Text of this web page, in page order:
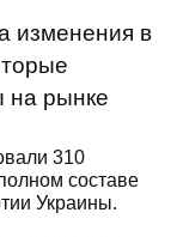
изменения в
на рынке
310
составе
Украины.